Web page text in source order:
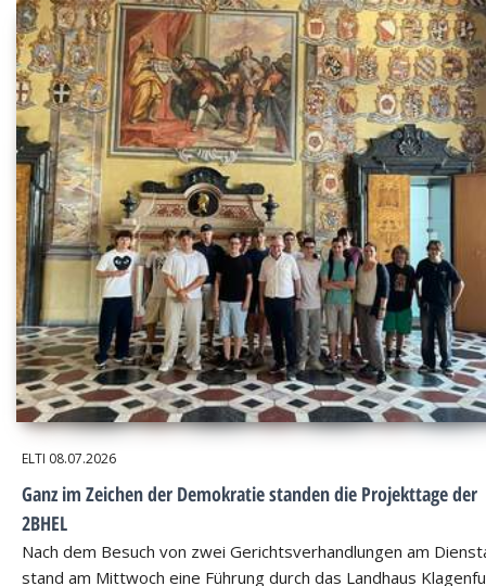
ELTI 08.07.2026
Ganz im Zeichen der Demokratie standen die Projekttage der
2BHEL
Nach dem Besuch von zwei Gerichtsverhandlungen am
stand am Mittwoch eine Führung durch das Landhaus